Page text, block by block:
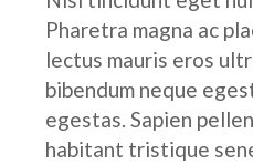
Pharetra magna ac
lectus mauris eros
bibendum neque
egestas. Sapien
habitant tristique